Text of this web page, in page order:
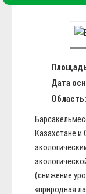
Дата
Область:
Казахстане
(снижение
«природная